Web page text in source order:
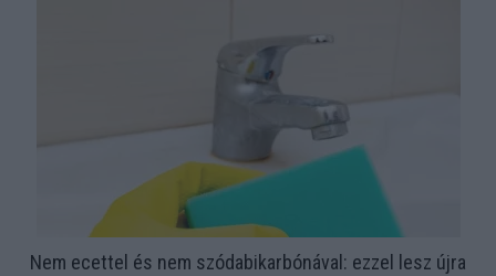
Nem ecettel és nem szódabikarbónával: ezzel lesz újra